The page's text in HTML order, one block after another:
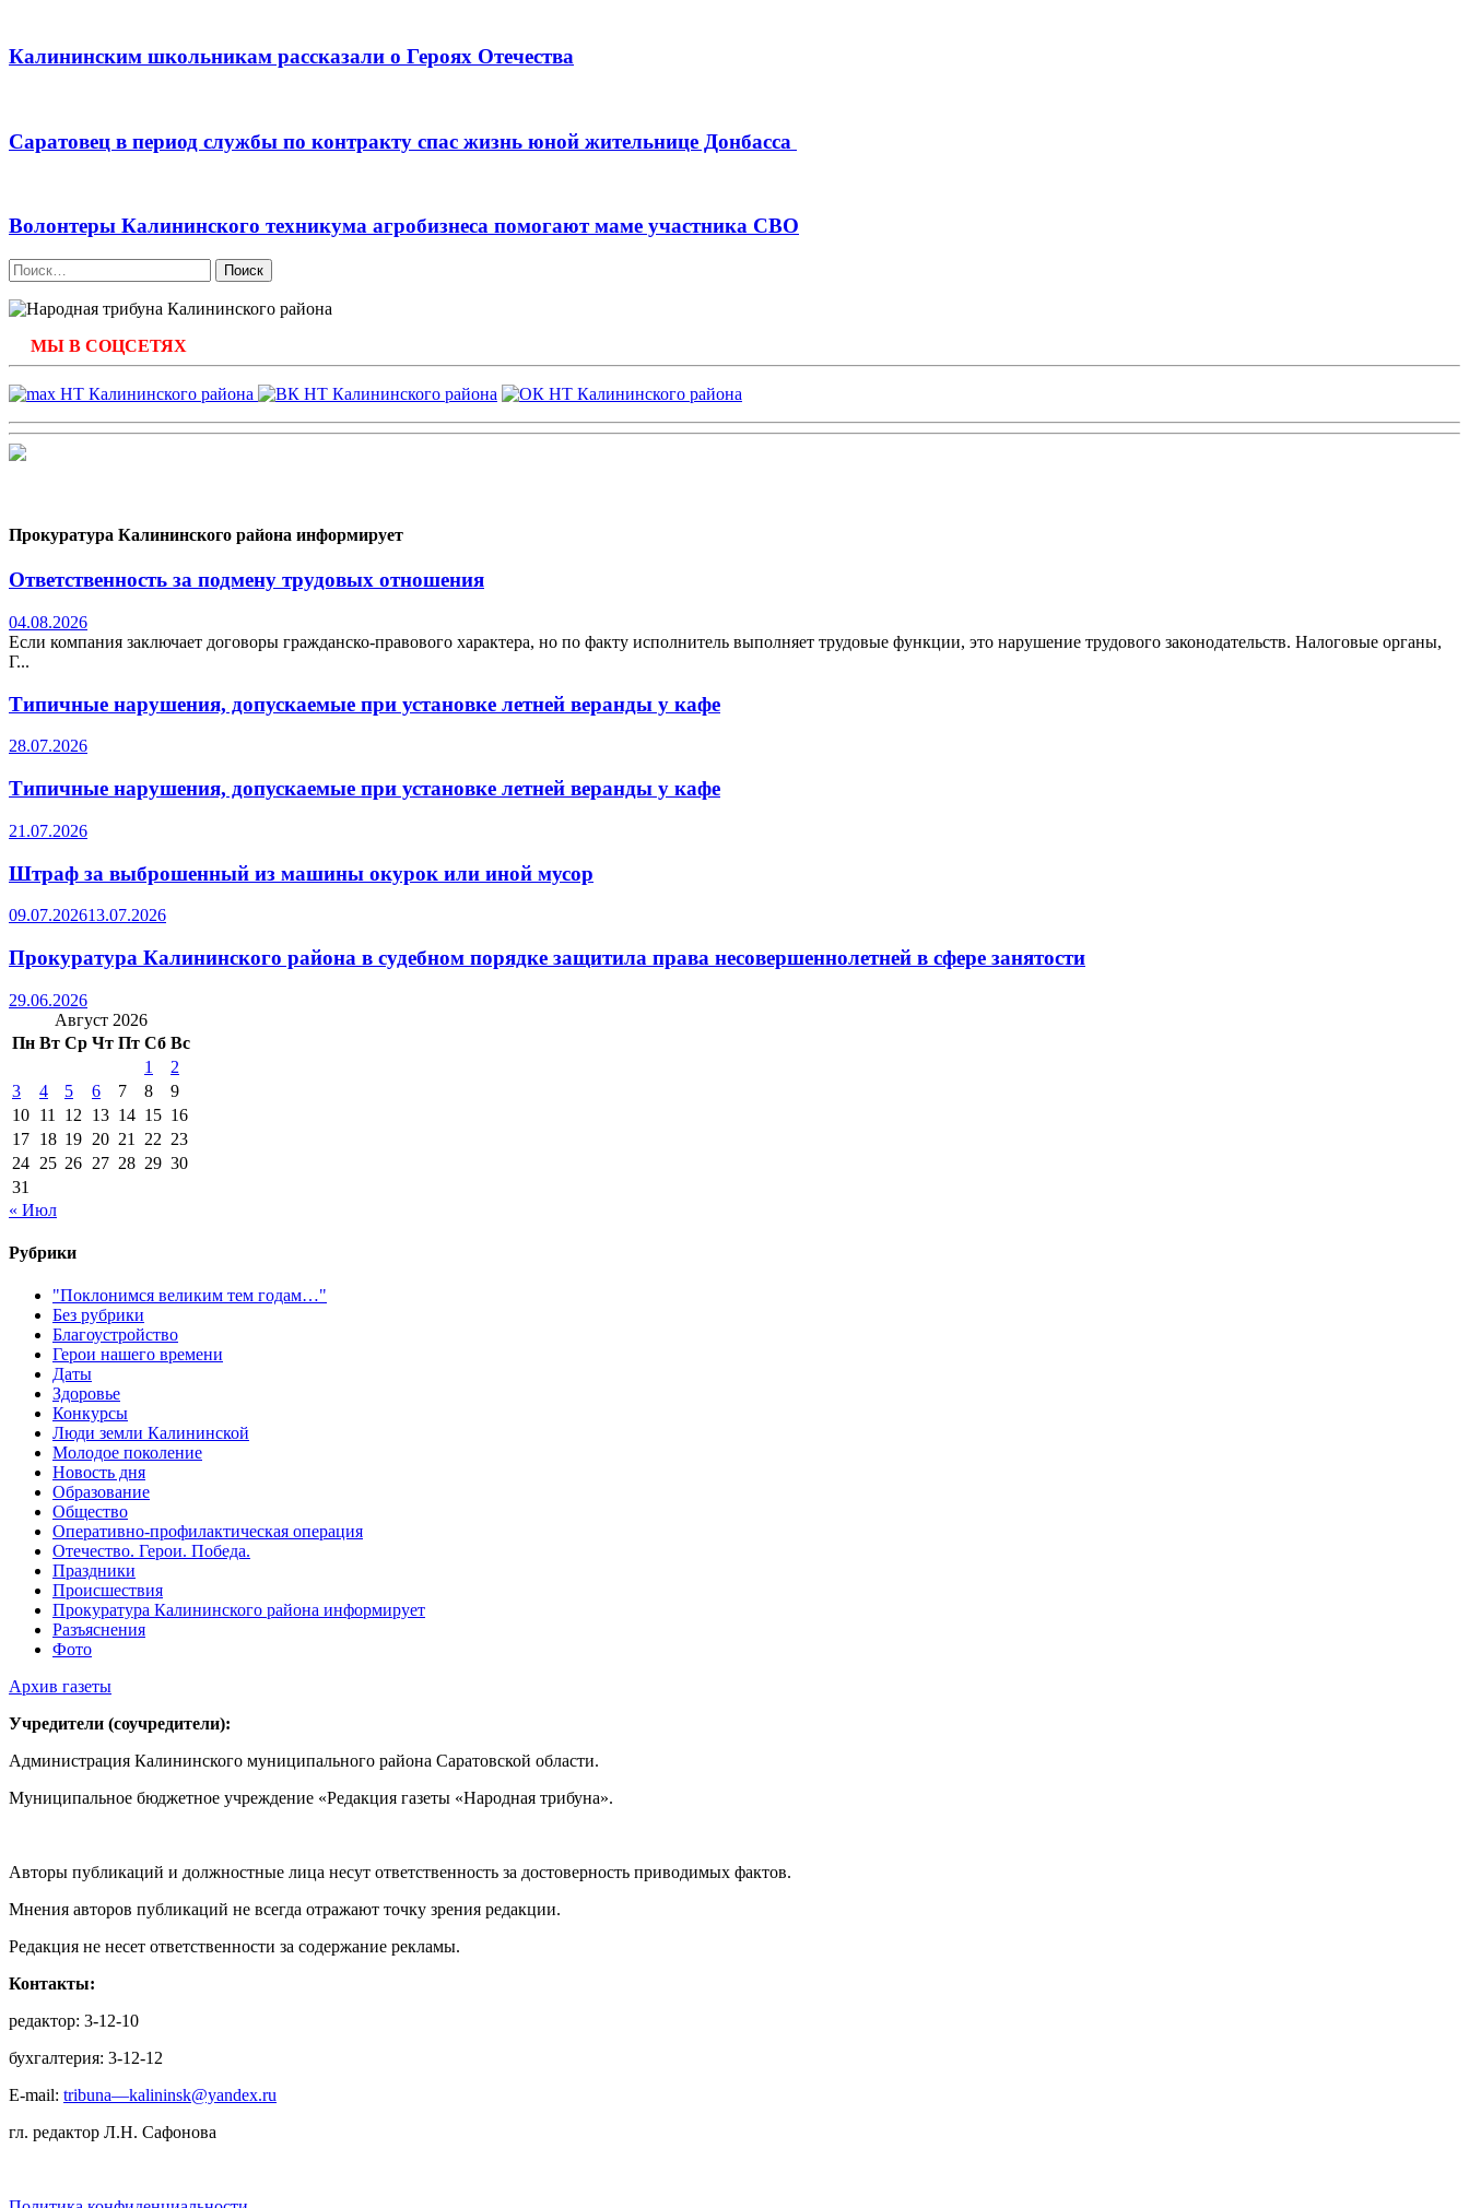
Калининским школьникам рассказали о Героях Отечества
Саратовец в период службы по контракту спас жизнь юной жительнице Донбасса
Волонтеры Калининского техникума агробизнеса помогают маме участника СВО
Найти:
МЫ В СОЦСЕТЯХ
Прокуратура Калининского района информирует
Ответственность за подмену трудовых отношения
04.08.2026
Если компания заключает договоры гражданско-правового характера, но по факту исполнитель выполняет трудовые функции, это нарушение трудового законодательств. Налоговые органы,
Г...
Типичные нарушения, допускаемые при установке летней веранды у кафе
28.07.2026
Типичные нарушения, допускаемые при установке летней веранды у кафе
21.07.2026
Штраф за выброшенный из машины окурок или иной мусор
09.07.202613.07.2026
Прокуратура Калининского района в судебном порядке защитила права несовершеннолетней в сфере занятости
29.06.2026
Август 2026
Пн Вт Ср Чт Пт Сб Вс
1
2
3
4 5 6 7 8
9
10 11 12 13 14 15 16
17 18 19 20 21 22 23
24 25 26 27 28 29 30
31
« Июл
Рубрики
"Поклонимся великим тем годам…"
Без рубрики
Благоустройство
Герои нашего времени
Даты
Здоровье
Конкурсы
Люди земли Калининской
Молодое поколение
Новость дня
Образование
Общество
Оперативно-профилактическая операция
Отечество. Герои. Победа.
Праздники
Происшествия
Прокуратура Калининского района информирует
Разъяснения
Фото
Архив газеты
Учредители (соучредители):
Администрация Калининского муниципального района Саратовской области.
Муниципальное бюджетное учреждение «Редакция газеты «Народная трибуна».
Авторы публикаций и должностные лица несут ответственность за достоверность приводимых фактов.
Мнения авторов публикаций не всегда отражают точку зрения редакции.
Редакция не несет ответственности за содержание рекламы.
Контакты:
редактор: 3-12-10
бухгалтерия: 3-12-12
E-mail: tribuna—kalininsk@yandex.ru
гл. редактор Л.Н. Сафонова